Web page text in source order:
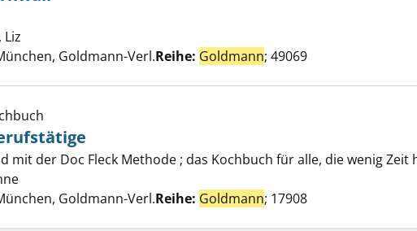
über Cornwall anzeigen
Liz
Goldmann-Verl.Reihe: Goldmann; 49069
Für Berufstätige anzeigen
mit der Doc Fleck Methode ; das Kochbuch für alle, die wenig Zeit
Goldmann-Verl.Reihe: Goldmann; 17908